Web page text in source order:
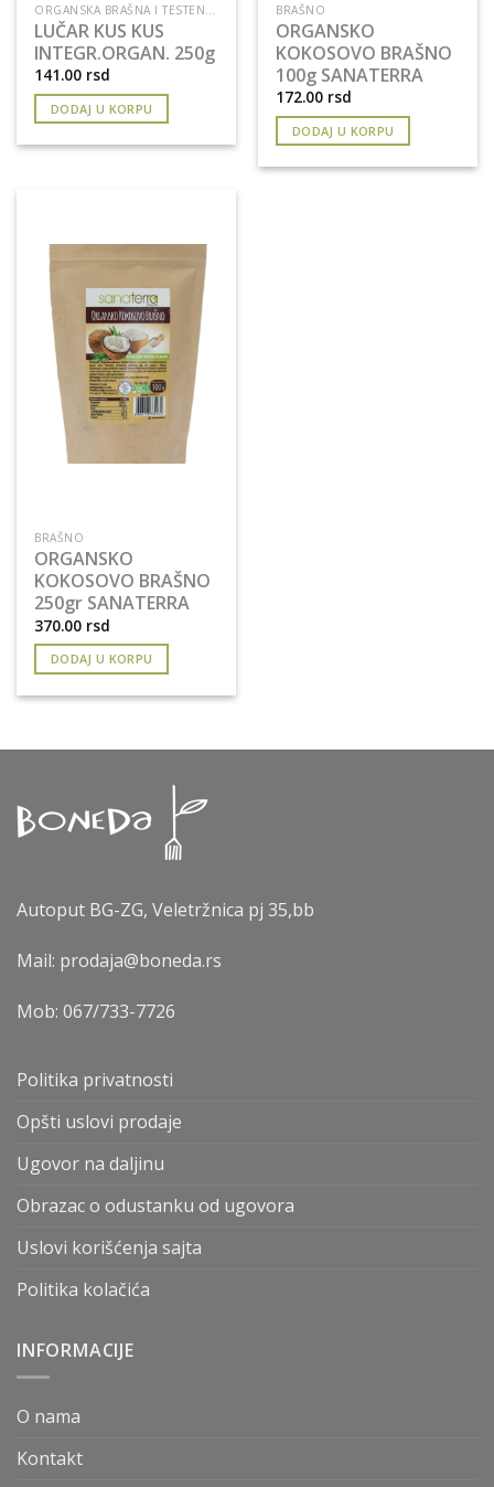
LUČAR KUS KUS
INTEGR.ORGAN. 250g
141.00 rsd
DODAJ U KORPU
BRAŠNO
ORGANSKO
KOKOSOVO BRAŠNO
100g SANATERRA
172.00 rsd
DODAJ U KORPU
BRAŠNO
ORGANSKO
KOKOSOVO BRAŠNO
250gr SANATERRA
370.00 rsd
DODAJ U KORPU
Autoput BG-ZG, Veletržnica pj 35,bb
Mail: prodaja@boneda.rs
Mob: 067/733-7726
Politika privatnosti
Opšti uslovi prodaje
Ugovor na daljinu
Obrazac o odustanku od ugovora
Uslovi korišćenja sajta
Politika kolačića
INFORMACIJE
O nama
Kontakt